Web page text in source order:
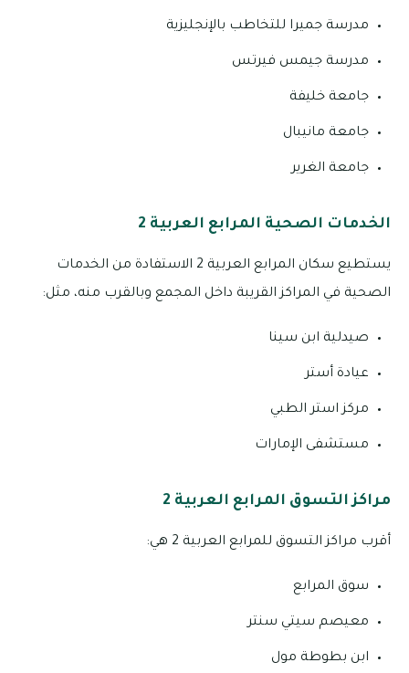
مدرسة جميرا للتخاطب بالإنجليزية
مدرسة جيمس فيرتس
جامعة خليفة
جامعة مانيبال
جامعة الغرير
الخدمات الصحية المرابع العربية 2
يستطيع سكان المرابع العربية 2 الاستفادة من الخدمات
الصحية في المراكز القريبة داخل المجمع وبالقرب منه، مثل:
صيدلية ابن سينا
عيادة أستر
مركز استر الطبي
مستشفى الإمارات
مراكز التسوق المرابع العربية 2
أقرب مراكز التسوق للمرابع العربية 2 هي:
سوق المرابع
معيصم سيتي سنتر
ابن بطوطة مول